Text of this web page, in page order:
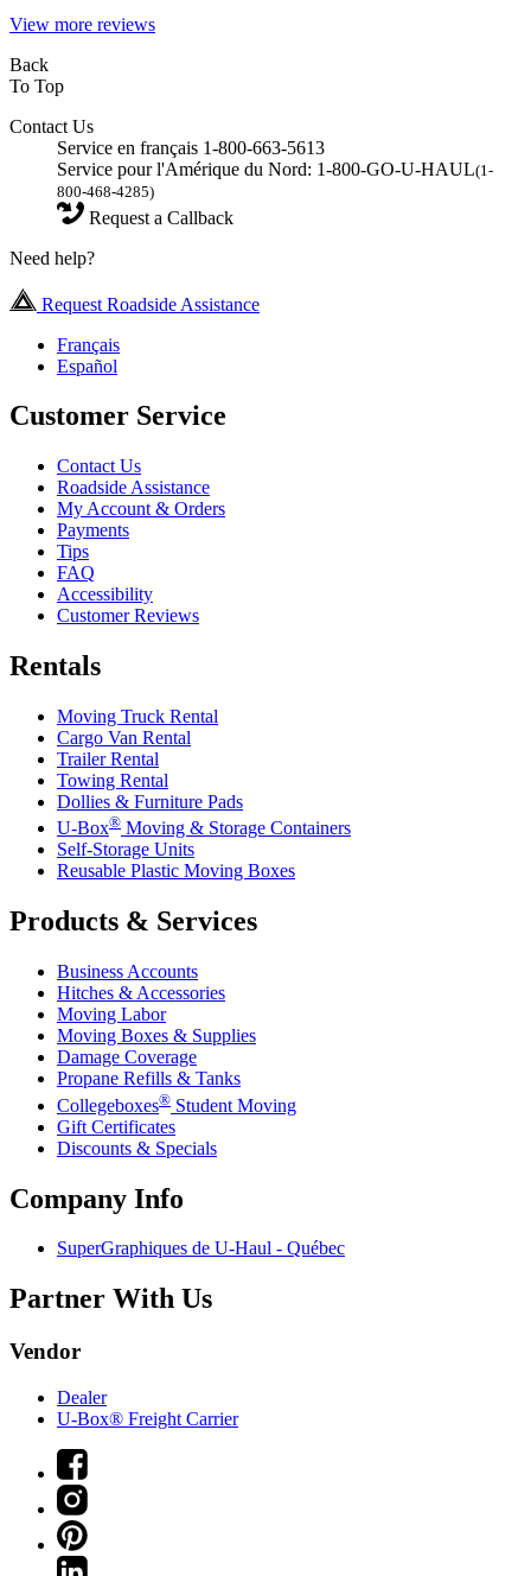
View more reviews
Back
To Top
Contact Us
Service en français 1-800-663-5613
Service pour l'Amérique du Nord: 1-800-GO-U-HAUL(1-
800-468-4285)
Request a Callback
Need help?
Request Roadside Assistance
Français
Español
Customer Service
Contact Us
Roadside Assistance
My Account & Orders
Payments
Tips
FAQ
Accessibility
Customer Reviews
Rentals
Moving Truck Rental
Cargo Van Rental
Trailer Rental
Towing Rental
Dollies & Furniture Pads
U-Box® Moving & Storage Containers
Self-Storage Units
Reusable Plastic Moving Boxes
Products & Services
Business Accounts
Hitches & Accessories
Moving Labor
Moving Boxes & Supplies
Damage Coverage
Propane Refills & Tanks
Collegeboxes® Student Moving
Gift Certificates
Discounts & Specials
Company Info
SuperGraphiques de U-Haul - Québec
Partner With Us
Vendor
Dealer
U-Box® Freight Carrier